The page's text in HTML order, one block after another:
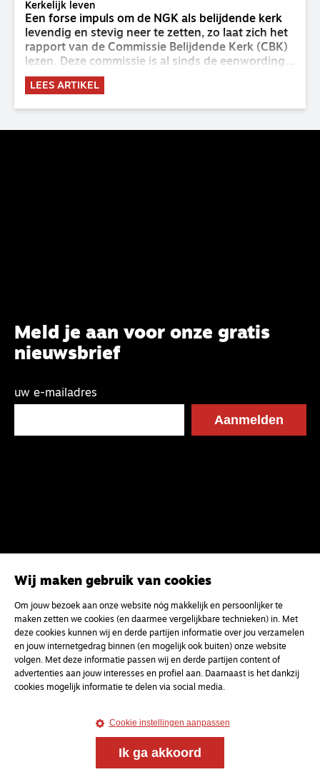
Kerkelijk leven
Een forse impuls om de NGK als belijdende kerk
levendig en stevig neer te zetten, zo laat zich het
rapport van de Commissie Belijdende Kerk (CBK)
lezen. Deze commissie is al sinds de eenwording
van de GKv en NGK actief en kreeg van de
synode van Deventer in 2023 de opdracht om
belijdenis en bij te dragen aan de verlevendiging
LEES ARTIKEL
Meld je aan voor onze gratis
nieuwsbrief
uw e-mailadres
Magazine Onderweg
en gesprek voor christenen onderweg, in het bijzonder
voor de Nederlandse Gereformeerde Kerken.
Wij maken gebruik van cookies
Om jouw bezoek aan onze website nóg makkelijk en persoonlijker te
maken zetten we cookies (en daarmee vergelijkbare technieken) in. Met
deze cookies kunnen wij en derde partijen informatie over jou verzamelen
en jouw internetgedrag binnen (en mogelijk ook buiten) onze website
volgen. Met deze informatie passen wij en derde partijen content of
advertenties aan jouw interesses en profiel aan. Daarnaast is het dankzij
cookies mogelijk informatie te delen via social media.
Cookie instellingen aanpassen
Ik ga akkoord